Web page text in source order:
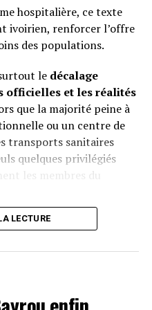
se confondait avec des
d’une intervention dont
de plus en plus
juge l’homme
collective qui juge la
engrenage tragique
pas remise.
Partager
hospitalière, ce texte
ivoirien, renforcer l’offre
des populations.
le décalage
officielles et les réalités
que la majorité peine à
ou un centre de
transports sanitaires
quelques privilégiés
les membres du
souffrent d’un
spécialisés, déficit de
manque d’accès de la
soins de qualité, surtout
avant un dispositif
LECTURE